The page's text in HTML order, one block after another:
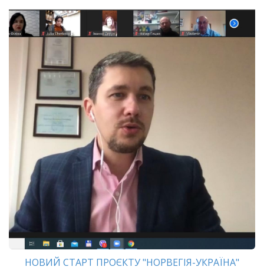
НОВИЙ СТАРТ ПРОЄКТУ "НОРВЕГІЯ-УКРАЇНА"